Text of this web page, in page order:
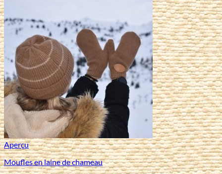
Aperçu
Moufles en laine de chameau